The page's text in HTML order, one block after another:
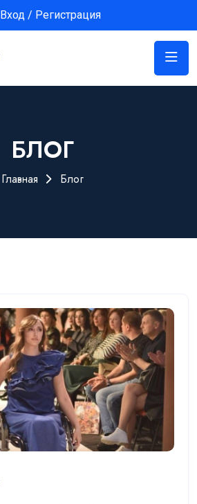
Вход / Регистрация
БЛОГ
Главная Блог